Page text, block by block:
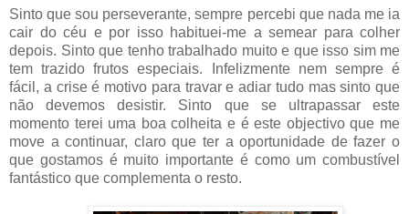
Sinto que sou perseverante, sempre percebi que nada me ia
cair do céu e por isso habituei-me a semear para colher
depois. Sinto que tenho trabalhado muito e que isso sim me
tem trazido frutos especiais. Infelizmente nem sempre é
fácil, a crise é motivo para travar e adiar tudo mas sinto que
não devemos desistir. Sinto que se ultrapassar este
momento terei uma boa colheita e é este objectivo que me
move a continuar, claro que ter a oportunidade de fazer o
que gostamos é muito importante é como um combustível
fantástico que complementa o resto.